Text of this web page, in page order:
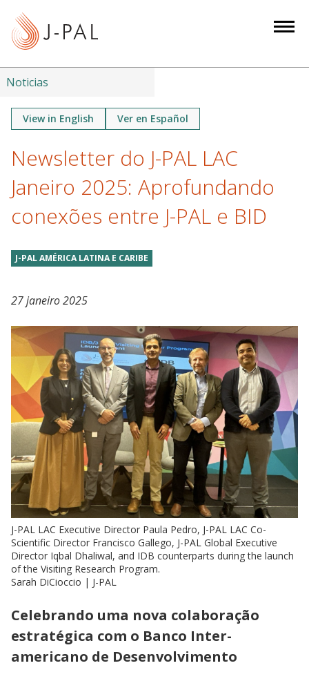
Noticias
View in English Ver en Español
Newsletter do J-PAL LAC
Janeiro 2025: Aprofundando
conexões entre J-PAL e BID
J-PAL AMÉRICA LATINA E CARIBE
27 janeiro 2025
J-PAL LAC Executive Director Paula Pedro, J-PAL LAC Co-
Scientific Director Francisco Gallego, J-PAL Global Executive
Director Iqbal Dhaliwal, and IDB counterparts during the launch
of the Visiting Research Program.
Sarah DiCioccio | J-PAL
Celebrando uma nova colaboração
estratégica com o Banco Inter-
americano de Desenvolvimento